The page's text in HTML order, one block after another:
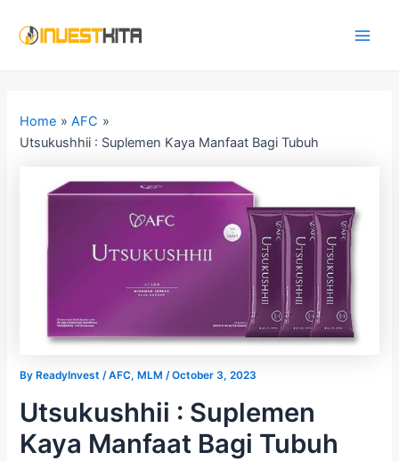
Home
AFC
Utsukushhii : Suplemen Kaya Manfaat Bagi Tubuh
By ReadyInvest/AFC, MLM /October 3, 2023
Utsukushhii : Suplemen
Kaya Manfaat Bagi Tubuh
navigation